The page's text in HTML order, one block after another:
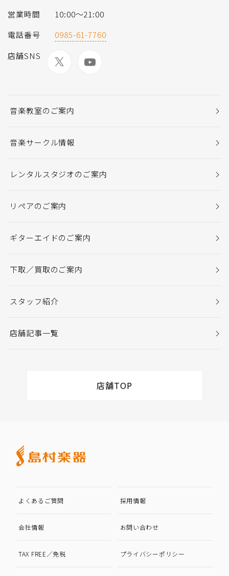
営業時間
10:00〜21:00
電話番号
0985-61-7760
店舗SNS
音楽教室のご案内
音楽サークル情報
レンタルスタジオのご案内
リペアのご案内
ギターエイドのご案内
下取／買取のご案内
スタッフ紹介
店舗記事一覧
店舗TOP
よくあるご質問 採用情報
会社情報 お問い合わせ
TAX FREE／免税 プライバシーポリシー